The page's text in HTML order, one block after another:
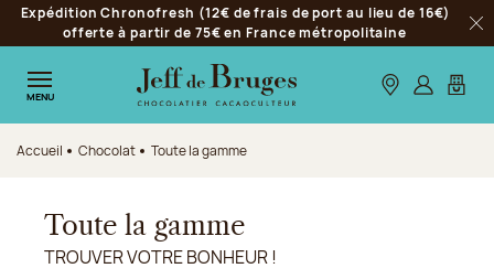
Aller à la navigation
Aller au contenu principal
Aller au pied de page
Expédition Chronofresh (12€ de frais de port au lieu de 16€)
offerte à partir de 75€ en France métropolitaine
MENU Nos boutiques
S’identifier
Mon
Accueil Chocolat Toute la gamme
Toute la gamme
TROUVER VOTRE BONHEUR !